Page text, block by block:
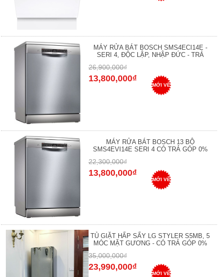
MÁY RỬA BÁT BOSCH SMS4ECI14E -
SERI 4, ĐỘC LẬP, NHẬP ĐỨC - TRẢ
26,900,000₫
13,800,000₫
MỚI VỀ
MÁY RỬA BÁT BOSCH 13 BỘ
SMS4EVI14E SERI 4 CÓ TRẢ GÓP 0%
22,300,000₫
13,800,000₫
MỚI VỀ
TỦ GIẶT HẤP SẤY LG STYLER S5MB, 5
MÓC MẶT GƯƠNG - CÓ TRẢ GÓP 0%
35,000,000₫
23,990,000₫
MỚI VỀ